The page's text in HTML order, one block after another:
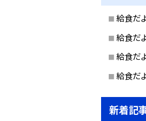
給食だ
給食だ
給食だ
給食だ
新着記